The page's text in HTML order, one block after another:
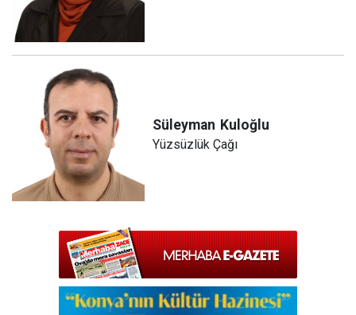
Süleyman Kuloğlu
Yüzsüzlük Çağı